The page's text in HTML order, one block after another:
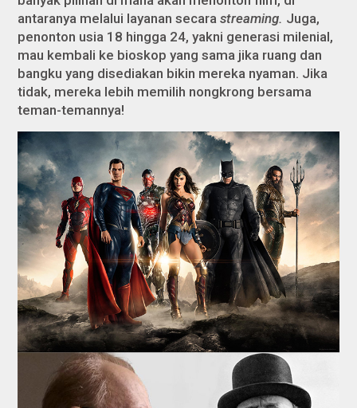
antaranya melalui layanan secarastreaming. Juga,
penonton usia 18 hingga 24, yakni generasi milenial,
mau kembali ke bioskop yang sama jika ruang dan
bangku yang disediakan bikin mereka nyaman. Jika
tidak, mereka lebih memilih nongkrong bersama
teman-temannya!